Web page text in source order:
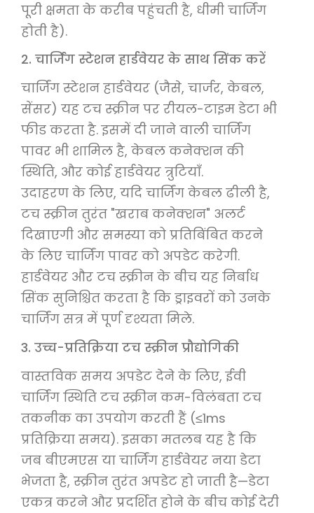
पूरी क्षमता के करीब पहुंचती है, धीमी चार्जिंग
होती है).
2. चार्जिंग स्टेशन हार्डवेयर के साथ सिंक करें
चार्जिंग स्टेशन हार्डवेयर (जैसे, चार्जर, केबल,
सेंसर) यह टच स्क्रीन पर रीयल-टाइम डेटा भी
फीड करता है. इसमें दी जाने वाली चार्जिंग
पावर भी शामिल है, केबल कनेक्शन की
स्थिति, और कोई हार्डवेयर त्रुटियाँ.
उदाहरण के लिए, यदि चार्जिंग केबल ढीली है,
टच स्क्रीन तुरंत "खराब कनेक्शन" अलर्ट
दिखाएगी और समस्या को प्रतिबिंबित करने
के लिए चार्जिंग पावर को अपडेट करेगी.
हार्डवेयर और टच स्क्रीन के बीच यह निर्बाध
सिंक सुनिश्चित करता है कि ड्राइवरों को उनके
चार्जिंग सत्र में पूर्ण दृश्यता मिले.
3. उच्च-प्रतिक्रिया टच स्क्रीन प्रौद्योगिकी
वास्तविक समय अपडेट देने के लिए, ईवी
चार्जिंग स्थिति टच स्क्रीन कम-विलंबता टच
तकनीक का उपयोग करती हैं (≤1ms
प्रतिक्रिया समय). इसका मतलब यह है कि
जब बीएमएस या चार्जिंग हार्डवेयर नया डेटा
भेजता है, स्क्रीन तुरंत अपडेट हो जाती है—डेटा
एकत्र करने और प्रदर्शित होने के बीच कोई देरी